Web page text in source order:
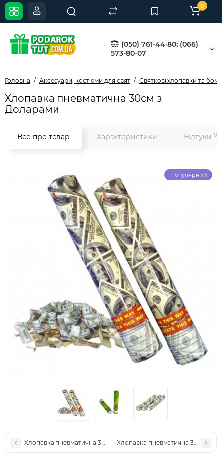
(050) 761-44-80; (066)
573-80-07
0
Головна Аксесуари, костюми для свят Святкові хлопавки та
Хлопавка пневматична 30см з
Доларами
Все про товар Характеристики Відгуки 0
Популярний
Хлопавка пневматична 30см Райдужний серпантин
Хлопавка пневматична 30см з